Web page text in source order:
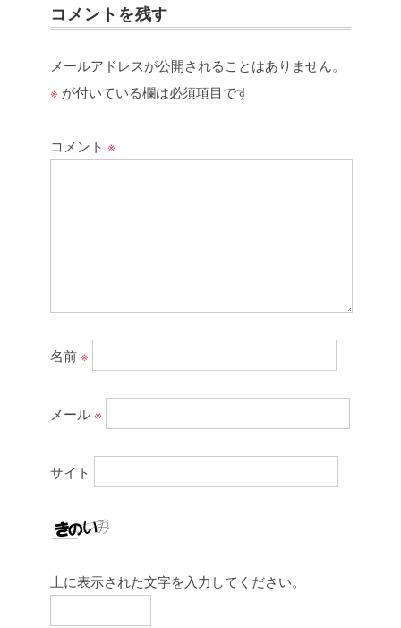
コメントを残す
メールアドレスが公開されることはありません。
※ が付いている欄は必須項目です
コメント ※
名前※
メール※
サイト
上に表示された文字を入力してください。